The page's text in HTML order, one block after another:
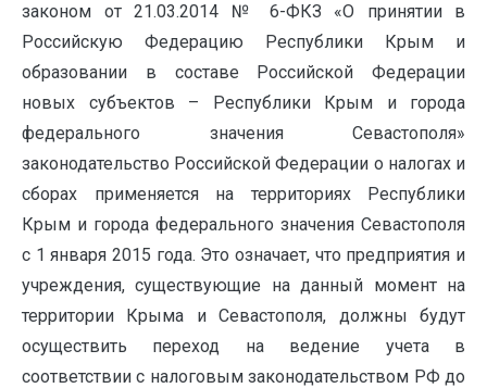
законом от 21.03.2014 № 6-ФКЗ «О принятии в
Российскую Федерацию Республики Крым и
образовании в составе Российской Федерации
новых субъектов – Республики Крым и города
федерального значения Севастополя»
законодательство Российской Федерации о налогах и
сборах применяется на территориях Республики
Крым и города федерального значения Севастополя
с 1 января 2015 года. Это означает, что предприятия и
учреждения, существующие на данный момент на
территории Крыма и Севастополя, должны будут
осуществить переход на ведение учета в
соответствии с налоговым законодательством РФ до